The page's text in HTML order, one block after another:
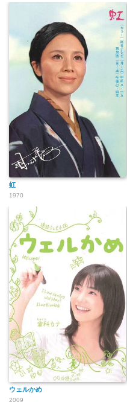
虹
1970
ウェルかめ
2009